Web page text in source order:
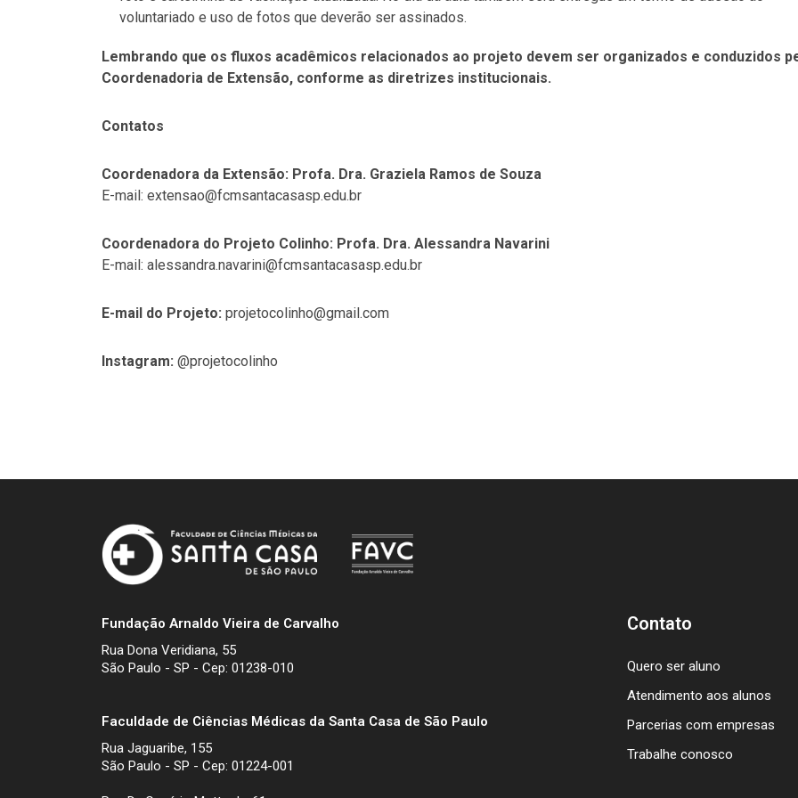
voluntariado e uso de fotos que deverão ser assinados.
Lembrando que os fluxos acadêmicos relacionados ao projeto devem ser organizados e conduzidos
Coordenadoria de Extensão, conforme as diretrizes institucionais.
Contatos
Coordenadora da Extensão: Profa. Dra. Graziela Ramos de Souza
E-mail: extensao@fcmsantacasasp.edu.br
Coordenadora do Projeto Colinho: Profa. Dra. Alessandra Navarini
E-mail: alessandra.navarini@fcmsantacasasp.edu.br
E-mail do Projeto: projetocolinho@gmail.com
Instagram: @projetocolinho
Fundação Arnaldo Vieira de Carvalho
Rua Dona Veridiana, 55
São Paulo - SP - Cep: 01238-010
Faculdade de Ciências Médicas da Santa Casa de São Paulo
Rua Jaguaribe, 155
São Paulo - SP - Cep: 01224-001
Contato
Quero ser aluno
Atendimento aos alunos
Parcerias com empresas
Trabalhe conosco